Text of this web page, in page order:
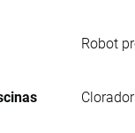
Robot